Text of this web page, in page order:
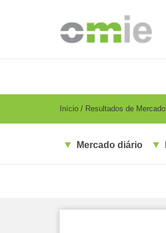
PT
Breadcrumb
Início Resultados de Mercado
Mercado diário